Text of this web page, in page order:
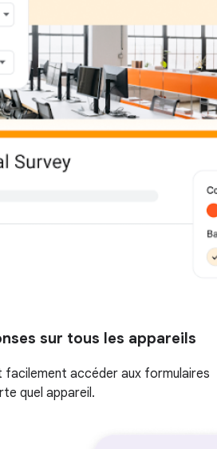
sur tous les appareils
accéder aux formulaires
quel appareil.